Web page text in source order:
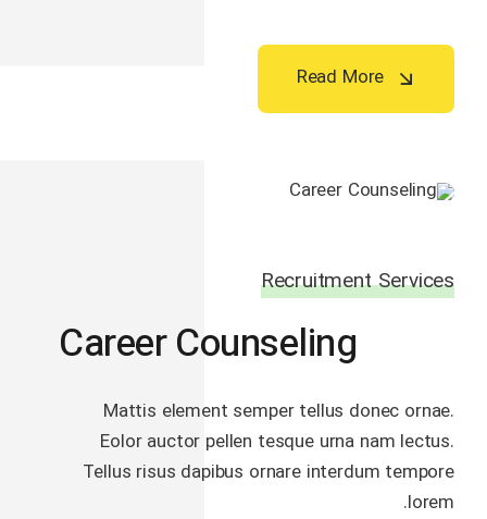
Read More
Recruitment Services
Career Counseling
Mattis element semper tellus donec ornae.
Eolor auctor pellen tesque urna nam lectus.
Tellus risus dapibus ornare interdum tempore
lorem.